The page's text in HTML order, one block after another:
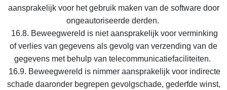
aansprakelijk voor het gebruik maken van de software door
ongeautoriseerde derden.
16.8. Beweegwereld is niet aansprakelijk voor verminking
of verlies van gegevens als gevolg van verzending van de
gegevens met behulp van telecommunicatiefaciliteiten.
16.9. Beweegwereld is nimmer aansprakelijk voor indirecte
schade daaronder begrepen gevolgschade, gederfde winst,